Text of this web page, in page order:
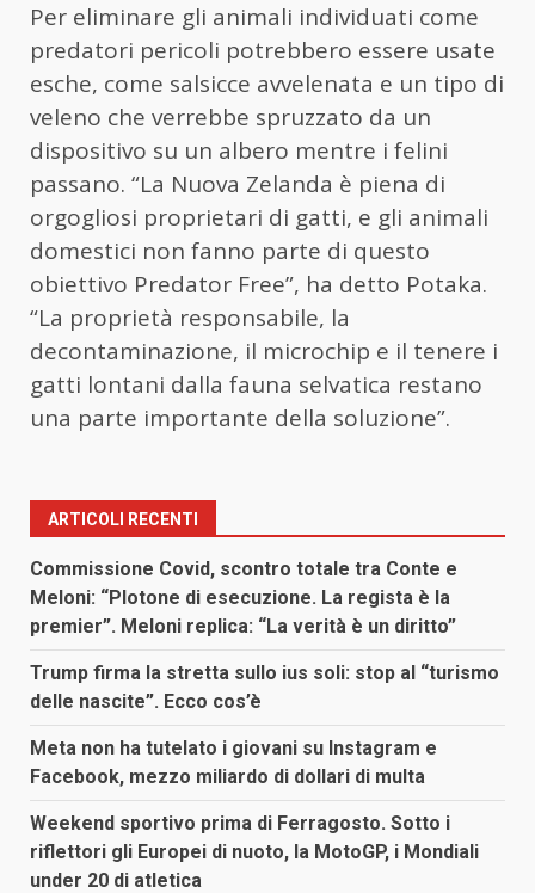
Per eliminare gli animali individuati come
predatori pericoli potrebbero essere usate
esche, come salsicce avvelenata e un tipo di
veleno che verrebbe spruzzato da un
dispositivo su un albero mentre i felini
passano. “La Nuova Zelanda è piena di
orgogliosi proprietari di gatti, e gli animali
domestici non fanno parte di questo
obiettivo Predator Free”, ha detto Potaka.
“La proprietà responsabile, la
decontaminazione, il microchip e il tenere i
gatti lontani dalla fauna selvatica restano
una parte importante della soluzione”.
ARTICOLI RECENTI
Commissione Covid, scontro totale tra Conte e
Meloni: “Plotone di esecuzione. La regista è la
premier”. Meloni replica: “La verità è un diritto”
Trump firma la stretta sullo ius soli: stop al “turismo
delle nascite”. Ecco cos’è
Meta non ha tutelato i giovani su Instagram e
Facebook, mezzo miliardo di dollari di multa
Weekend sportivo prima di Ferragosto. Sotto i
riflettori gli Europei di nuoto, la MotoGP, i Mondiali
under 20 di atletica